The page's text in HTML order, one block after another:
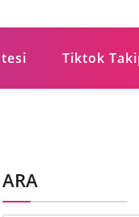
Tiktok
ARA